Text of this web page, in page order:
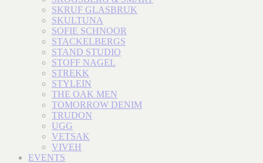
SKRUF GLASBRUK
SKULTUNA
SOFIE SCHNOOR
STACKELBERGS
STAND STUDIO
STOFF NAGEL
STREKK
STYLEIN
THE OAK MEN
TOMORROW DENIM
TRUDON
UGG
VETSAK
VIVEH
EVENTS